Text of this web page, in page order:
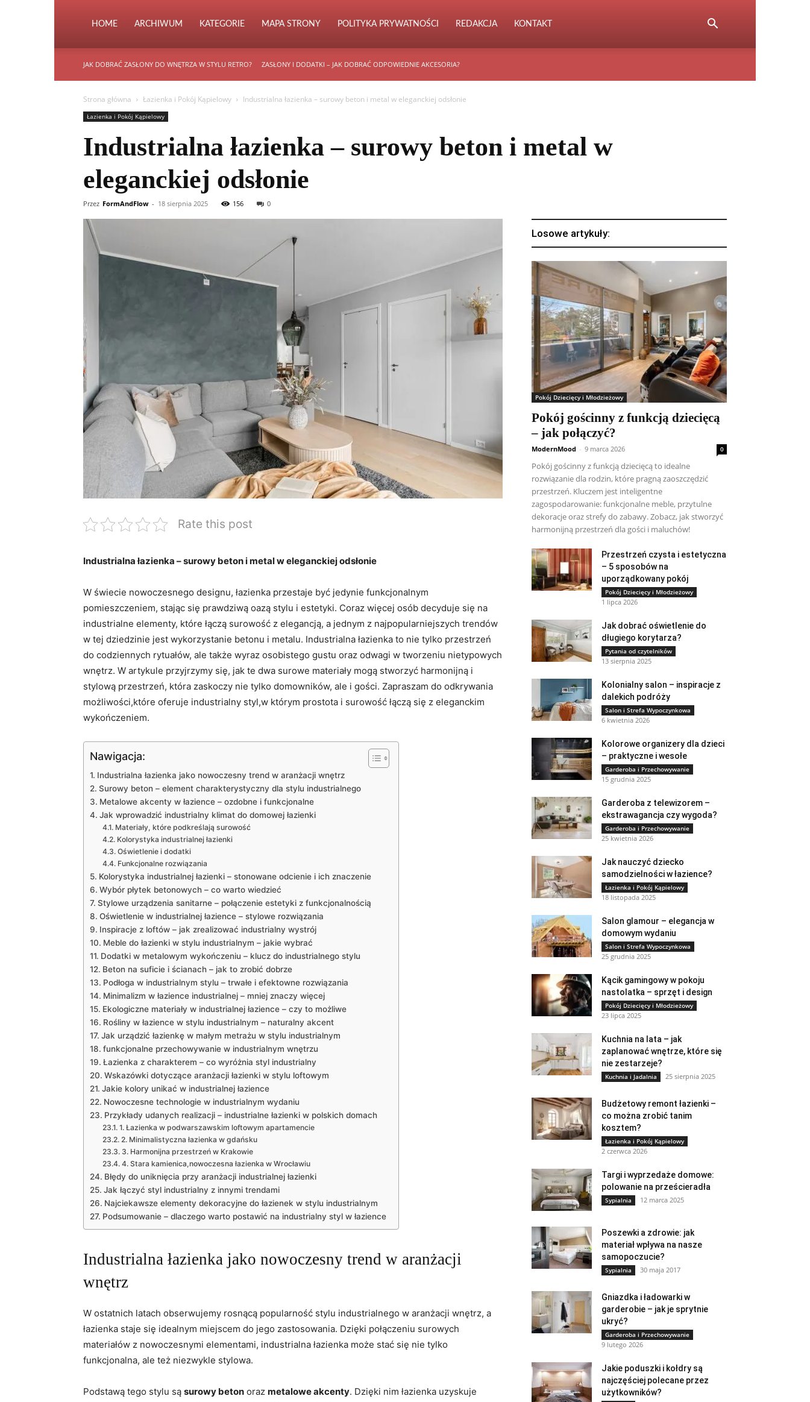
HOME ARCHIWUM KATEGORIE MAPA STRONY POLITYKA PRYWATNOŚCI REDAKCJA KONTAKT
JAK DOBRAĆ ZASŁONY DO WNĘTRZA W STYLU RETRO? ZASŁONY I DODATKI – JAK DOBRAĆ ODPOWIEDNIE AKCESORIA?
Strona główna Łazienka i Pokój Kąpielowy Industrialna łazienka – surowy beton i metal w eleganckiej odsłonie
Łazienka i Pokój Kąpielowy
Industrialna łazienka – surowy beton i metal w
eleganckiej odsłonie
Przez FormAndFlow - 18 sierpnia 2025 156 0
Rate this post
Industrialna łazienka – surowy beton i metal w eleganckiej odsłonie
W świecie nowoczesnego designu, łazienka przestaje być jedynie funkcjonalnym
pomieszczeniem, stając się prawdziwą oazą stylu i estetyki. Coraz więcej osób decyduje się na
industrialne elementy, które łączą surowość z elegancją, a jednym z najpopularniejszych trendów
w tej dziedzinie jest wykorzystanie betonu i metalu. Industrialna łazienka to nie tylko przestrzeń
do codziennych rytuałów, ale także wyraz osobistego gustu oraz odwagi w tworzeniu nietypowych
wnętrz. W artykule przyjrzymy się, jak te dwa surowe materiały mogą stworzyć harmonijną i
stylową przestrzeń, która zaskoczy nie tylko domowników, ale i gości. Zapraszam do odkrywania
możliwości,które oferuje industrialny styl,w którym prostota i surowość łączą się z eleganckim
wykończeniem.
Nawigacja:
Industrialna łazienka jako nowoczesny trend w aranżacji wnętrz
Surowy beton – element charakterystyczny dla stylu industrialnego
Metalowe akcenty w łazience – ozdobne i funkcjonalne
Jak wprowadzić industrialny klimat do domowej łazienki
Materiały, które podkreślają surowość
Kolorystyka industrialnej łazienki
Oświetlenie i dodatki
Funkcjonalne rozwiązania
Kolorystyka industrialnej łazienki – stonowane odcienie i ich znaczenie
Wybór płytek betonowych – co warto wiedzieć
Stylowe urządzenia sanitarne – połączenie estetyki z funkcjonalnością
Oświetlenie w industrialnej łazience – stylowe rozwiązania
Inspiracje z loftów – jak zrealizować industrialny wystrój
Meble do łazienki w stylu industrialnym – jakie wybrać
Dodatki w metalowym wykończeniu – klucz do industrialnego stylu
Beton na suficie i ścianach – jak to zrobić dobrze
Podłoga w industrialnym stylu – trwałe i efektowne rozwiązania
Minimalizm w łazience industrialnej – mniej znaczy więcej
Ekologiczne materiały w industrialnej łazience – czy to możliwe
Rośliny w łazience w stylu industrialnym – naturalny akcent
Jak urządzić łazienkę w małym metrażu w stylu industrialnym
funkcjonalne przechowywanie w industrialnym wnętrzu
Łazienka z charakterem – co wyróżnia styl industrialny
Wskazówki dotyczące aranżacji łazienki w stylu loftowym
Jakie kolory unikać w industrialnej łazience
Nowoczesne technologie w industrialnym wydaniu
Przykłady udanych realizacji – industrialne łazienki w polskich domach
1. Łazienka w podwarszawskim loftowym apartamencie
2. Minimalistyczna łazienka w gdańsku
3. Harmonijna przestrzeń w Krakowie
4. Stara kamienica,nowoczesna łazienka w Wrocławiu
Błędy do uniknięcia przy aranżacji industrialnej łazienki
Jak łączyć styl industrialny z innymi trendami
Najciekawsze elementy dekoracyjne do łazienek w stylu industrialnym
Podsumowanie – dlaczego warto postawić na industrialny styl w łazience
Industrialna łazienka jako nowoczesny trend w aranżacji
wnętrz
W ostatnich latach obserwujemy rosnącą popularność stylu industrialnego w aranżacji wnętrz, a
łazienka staje się idealnym miejscem do jego zastosowania. Dzięki połączeniu surowych
materiałów z nowoczesnymi elementami, industrialna łazienka może stać się nie tylko
funkcjonalna, ale też niezwykle stylowa.
Podstawą tego stylu są surowy beton oraz metalowe akcenty. Dzięki nim łazienka uzyskuje
Losowe artykuły:
Pokój Dziecięcy i Młodzieżowy
Pokój gościnny z funkcją dziecięcą
– jak połączyć?
ModernMood - 9 marca 2026 0
Pokój gościnny z funkcją dziecięcą to idealne
rozwiązanie dla rodzin, które pragną zaoszczędzić
przestrzeń. Kluczem jest inteligentne
zagospodarowanie: funkcjonalne meble, przytulne
dekoracje oraz strefy do zabawy. Zobacz, jak stworzyć
harmonijną przestrzeń dla gości i maluchów!
Przestrzeń czysta i estetyczna
– 5 sposobów na
uporządkowany pokój
Pokój Dziecięcy i Młodzieżowy
1 lipca 2026
Jak dobrać oświetlenie do
długiego korytarza?
Pytania od czytelników
13 sierpnia 2025
Kolonialny salon – inspiracje z
dalekich podróży
Salon i Strefa Wypoczynkowa
6 kwietnia 2026
Kolorowe organizery dla dzieci
– praktyczne i wesołe
Garderoba i Przechowywanie
15 grudnia 2025
Garderoba z telewizorem –
ekstrawagancja czy wygoda?
Garderoba i Przechowywanie
25 kwietnia 2026
Jak nauczyć dziecko
samodzielności w łazience?
Łazienka i Pokój Kąpielowy
18 listopada 2025
Salon glamour – elegancja w
domowym wydaniu
Salon i Strefa Wypoczynkowa
25 grudnia 2025
Kącik gamingowy w pokoju
nastolatka – sprzęt i design
Pokój Dziecięcy i Młodzieżowy
23 lipca 2025
Kuchnia na lata – jak
zaplanować wnętrze, które się
nie zestarzeje?
Kuchnia i Jadalnia 25 sierpnia 2025
Budżetowy remont łazienki –
co można zrobić tanim
kosztem?
Łazienka i Pokój Kąpielowy
2 czerwca 2026
Targi i wyprzedaże domowe:
polowanie na prześcieradła
Sypialnia 12 marca 2025
Poszewki a zdrowie: jak
materiał wpływa na nasze
samopoczucie?
Sypialnia 30 maja 2017
Gniazdka i ładowarki w
garderobie – jak je sprytnie
ukryć?
Garderoba i Przechowywanie
9 lutego 2026
Jakie poduszki i kołdry są
najczęściej polecane przez
użytkowników?